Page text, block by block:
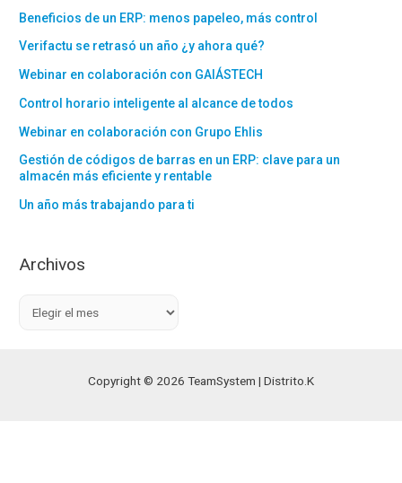
Beneficios de un ERP: menos papeleo, más control
Verifactu se retrasó un año ¿y ahora qué?
Webinar en colaboración con GAIÁSTECH
Control horario inteligente al alcance de todos
Webinar en colaboración con Grupo Ehlis
Gestión de códigos de barras en un ERP: clave para un
almacén más eficiente y rentable
Un año más trabajando para ti
Archivos
Copyright © 2026 TeamSystem | Distrito.K